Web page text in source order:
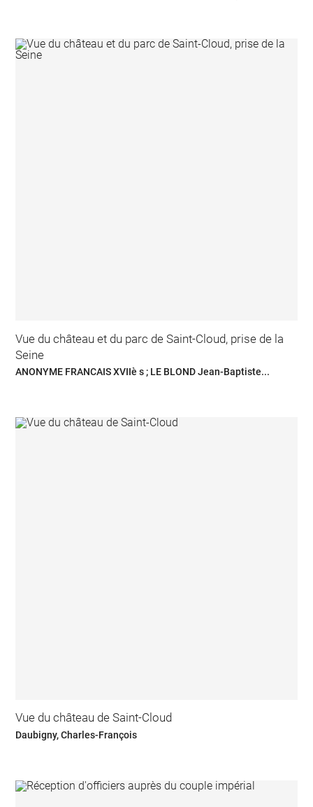
Vue du château et du parc de Saint-Cloud, prise de la
Seine
ANONYME FRANCAIS XVIIè s ; LE BLOND Jean-Baptiste...
Vue du château de Saint-Cloud
Daubigny, Charles-François